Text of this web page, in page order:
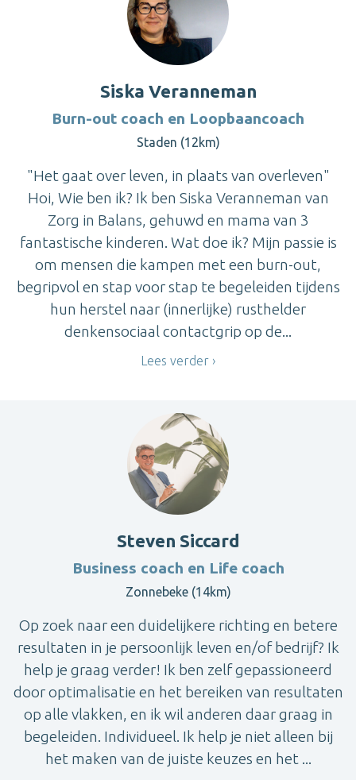
Siska Veranneman
Burn-out coach en Loopbaancoach
Staden (12km)
"Het gaat over leven, in plaats van overleven"
Hoi, Wie ben ik? Ik ben Siska Veranneman van
Zorg in Balans, gehuwd en mama van 3
fantastische kinderen. Wat doe ik? Mijn passie is
om mensen die kampen met een burn-out,
begripvol en stap voor stap te begeleiden tijdens
hun herstel naar (innerlijke) rusthelder
denkensociaal contactgrip op de...
Lees verder
Steven Siccard
Business coach en Life coach
Zonnebeke (14km)
Op zoek naar een duidelijkere richting en betere
resultaten in je persoonlijk leven en/of bedrijf? Ik
help je graag verder! Ik ben zelf gepassioneerd
door optimalisatie en het bereiken van resultaten
op alle vlakken, en ik wil anderen daar graag in
begeleiden. Individueel. Ik help je niet alleen bij
het maken van de juiste keuzes en het ...